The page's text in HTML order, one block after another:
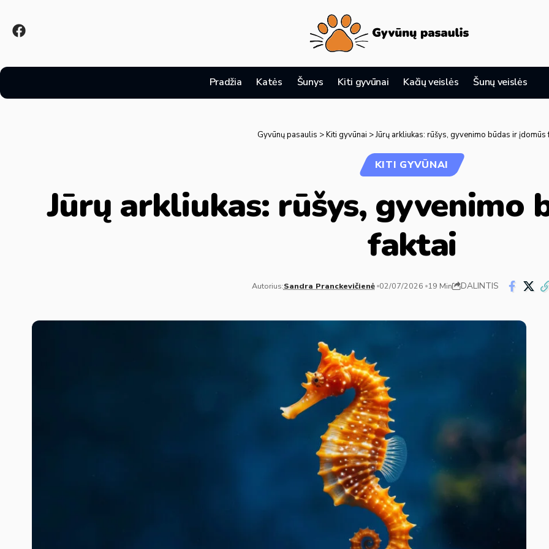
Pradžia Katės Šunys Kiti gyvūnai Kačių veislės Šunų veislės
Gyvūnų pasaulis >Kiti gyvūnai >Jūrų arkliukas: rūšys, gyvenimo būdas ir įdomūs
KITI GYVŪNAI
Jūrų arkliukas: rūšys, gyvenimo
faktai
Autorius:Sandra Pranckevičienė 02/07/2026 19 Min DALINTIS